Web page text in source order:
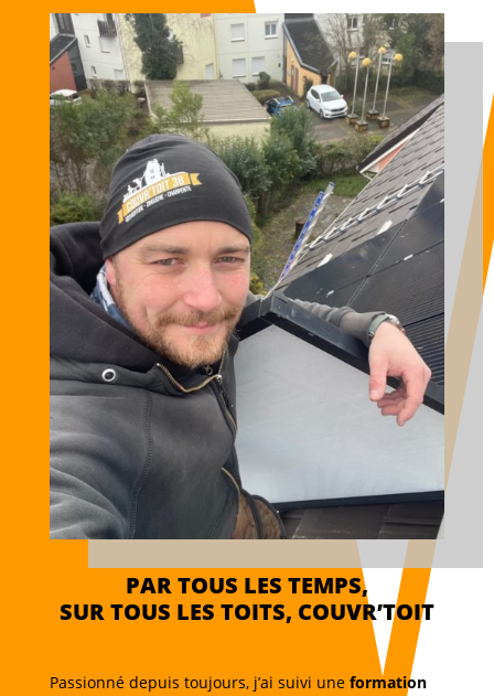
PAR TOUS LES TEMPS,
SUR TOUS LES TOITS, COUVR’TOIT
Passionné depuis toujours, j’ai suivi une formation